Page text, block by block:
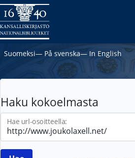
Suomeksi― På svenska― In English
Haku kokoelmasta
Hae url-osoitteella: